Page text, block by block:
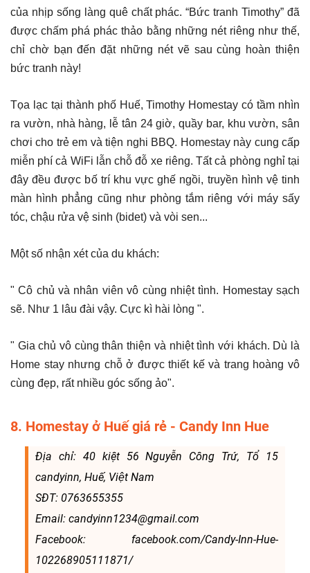
của nhịp sống làng quê chất phác. “Bức tranh Timothy” đã
được chấm phá phác thảo bằng những nét riêng như thế,
chỉ chờ bạn đến đặt những nét vẽ sau cùng hoàn thiện
bức tranh này!
Tọa lạc tại thành phố Huế, Timothy Homestay có tầm nhìn
ra vườn, nhà hàng, lễ tân 24 giờ, quầy bar, khu vườn, sân
chơi cho trẻ em và tiện nghi BBQ. Homestay này cung cấp
miễn phí cả WiFi lẫn chỗ đỗ xe riêng. Tất cả phòng nghỉ tại
đây đều được bố trí khu vực ghế ngồi, truyền hình vệ tinh
màn hình phẳng cũng như phòng tắm riêng với máy sấy
tóc, chậu rửa vệ sinh (bidet) và vòi sen...
Một số nhận xét của du khách:
" Cô chủ và nhân viên vô cùng nhiệt tình. Homestay sạch
sẽ. Như 1 lâu đài vậy. Cực kì hài lòng ".
" Gia chủ vô cùng thân thiện và nhiệt tình với khách. Dù là
Home stay nhưng chỗ ở được thiết kế và trang hoàng vô
cùng đẹp, rất nhiều góc sống ảo".
8. Homestay ở Huế giá rẻ - Candy Inn Hue
Địa chỉ: 40 kiệt 56 Nguyễn Công Trứ, Tổ 15
candyinn, Huế, Việt Nam
SĐT: 0763655355
Email: candyinn1234@gmail.com
Facebook: facebook.com/Candy-Inn-Hue-
102268905111871/